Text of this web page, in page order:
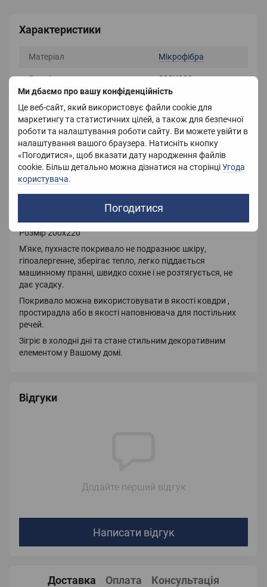
Ми дбаємо про вашу конфіденційність
Це веб-сайт, який використовує файли cookie для
маркетингу та статистичних цілей, а також для безпечної
роботи та налаштування роботи сайту. Ви можете увійти в
налаштування вашого браузера. Натисніть кнопку
«Погодитися», щоб вказати дату народження файлів
cookie. Більш детально можна дізнатися на сторінціУгода
користувача.
Погодитися
Характеристики
Матеріал Мікрофібра
Розмір 200X220 см
Вага 1500 г
Країна-виробник Україна
Опис
Покривало з мікрофібри.
Розмір 200х220
М'яке, пухнасте покривало не подразнює шкіру,
гіпоалергенне, зберігає тепло, легко піддається
машинному пранні, швидко сохне і не розтягується, не
дає усадку.
Покривало можна використовувати в якості ковдри ,
простирадла або в якості наповнювача для постільних
речей.
Зігріє в холодні дні та стане стильним декоративним
елементом у Вашому домі.
Відгуки
Додайте перший відгук
Написати відгук
Доставка Оплата Консультація